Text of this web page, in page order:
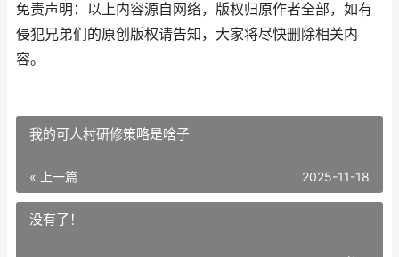
免责声明：以上内容源自网络，版权归原作者全部，如有
侵犯兄弟们的原创版权请告知，大家将尽快删除相关内
容。
我的可人村研修策略是啥子
« 上一篇 2025-11-18
没有了！